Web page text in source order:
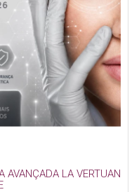
AVANÇADA LA VERTUAN